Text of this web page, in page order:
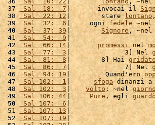
37
Sal  18:  7|       invocai il
38
Sal  22: 12 |        stare lontano
39 Sal  32:  6|     ogni fedele ~nel
40
Sal  37: 39| Signore , ~nel
41
Sal  54:  9|
42
Sal  66: 14| promessi nel
43
Sal  77:  3 |              3] Nel
44 Sal  81:  8|        8] Hai gridato
45 Sal  86:  7|              7] Nel
46 Sal  94: 19 |         Quand'ero
47 Sal 102:  1 | sfoga dinanzi a
48
Sal 102:  3 | volto ; ~nel giorno
49 Sal 106: 44| Pure , egli guardò
50
Sal 107:  6|
51 Sal 107: 13|
52 Sal 107: 19 |